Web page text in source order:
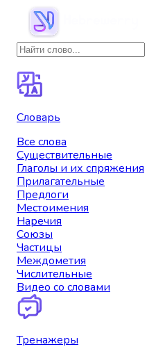
Словарь
Все слова
Существительные
Глаголы и их спряжения
Прилагательные
Предлоги
Местоимения
Наречия
Союзы
Частицы
Междометия
Числительные
Видео со словами
Тренажеры